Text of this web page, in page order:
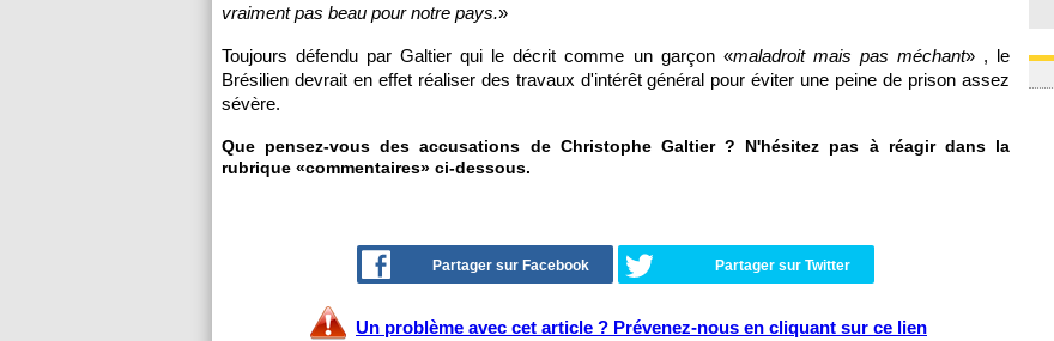
vraiment pas beau pour notre pays.»
Toujours défendu par Galtier qui le décrit comme un garçon «maladroit mais pas méchant» , le
Brésilien devrait en effet réaliser des travaux d'intérêt général pour éviter une peine de prison assez
sévère.
Que pensez-vous des accusations de Christophe Galtier ? N'hésitez pas à réagir dans la
rubrique «commentaires» ci-dessous.
Partager sur Facebook Partager sur Twitter
Un problème avec cet article ? Prévenez-nous en cliquant sur ce lien